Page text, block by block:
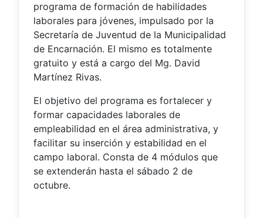
programa de formación de habilidades
laborales para jóvenes, impulsado por la
Secretaría de Juventud de la Municipalidad
de Encarnación. El mismo es totalmente
gratuito y está a cargo del Mg. David
Martínez Rivas.
El objetivo del programa es fortalecer y
formar capacidades laborales de
empleabilidad en el área administrativa, y
facilitar su inserción y estabilidad en el
campo laboral. Consta de 4 módulos que
se extenderán hasta el sábado 2 de
octubre.